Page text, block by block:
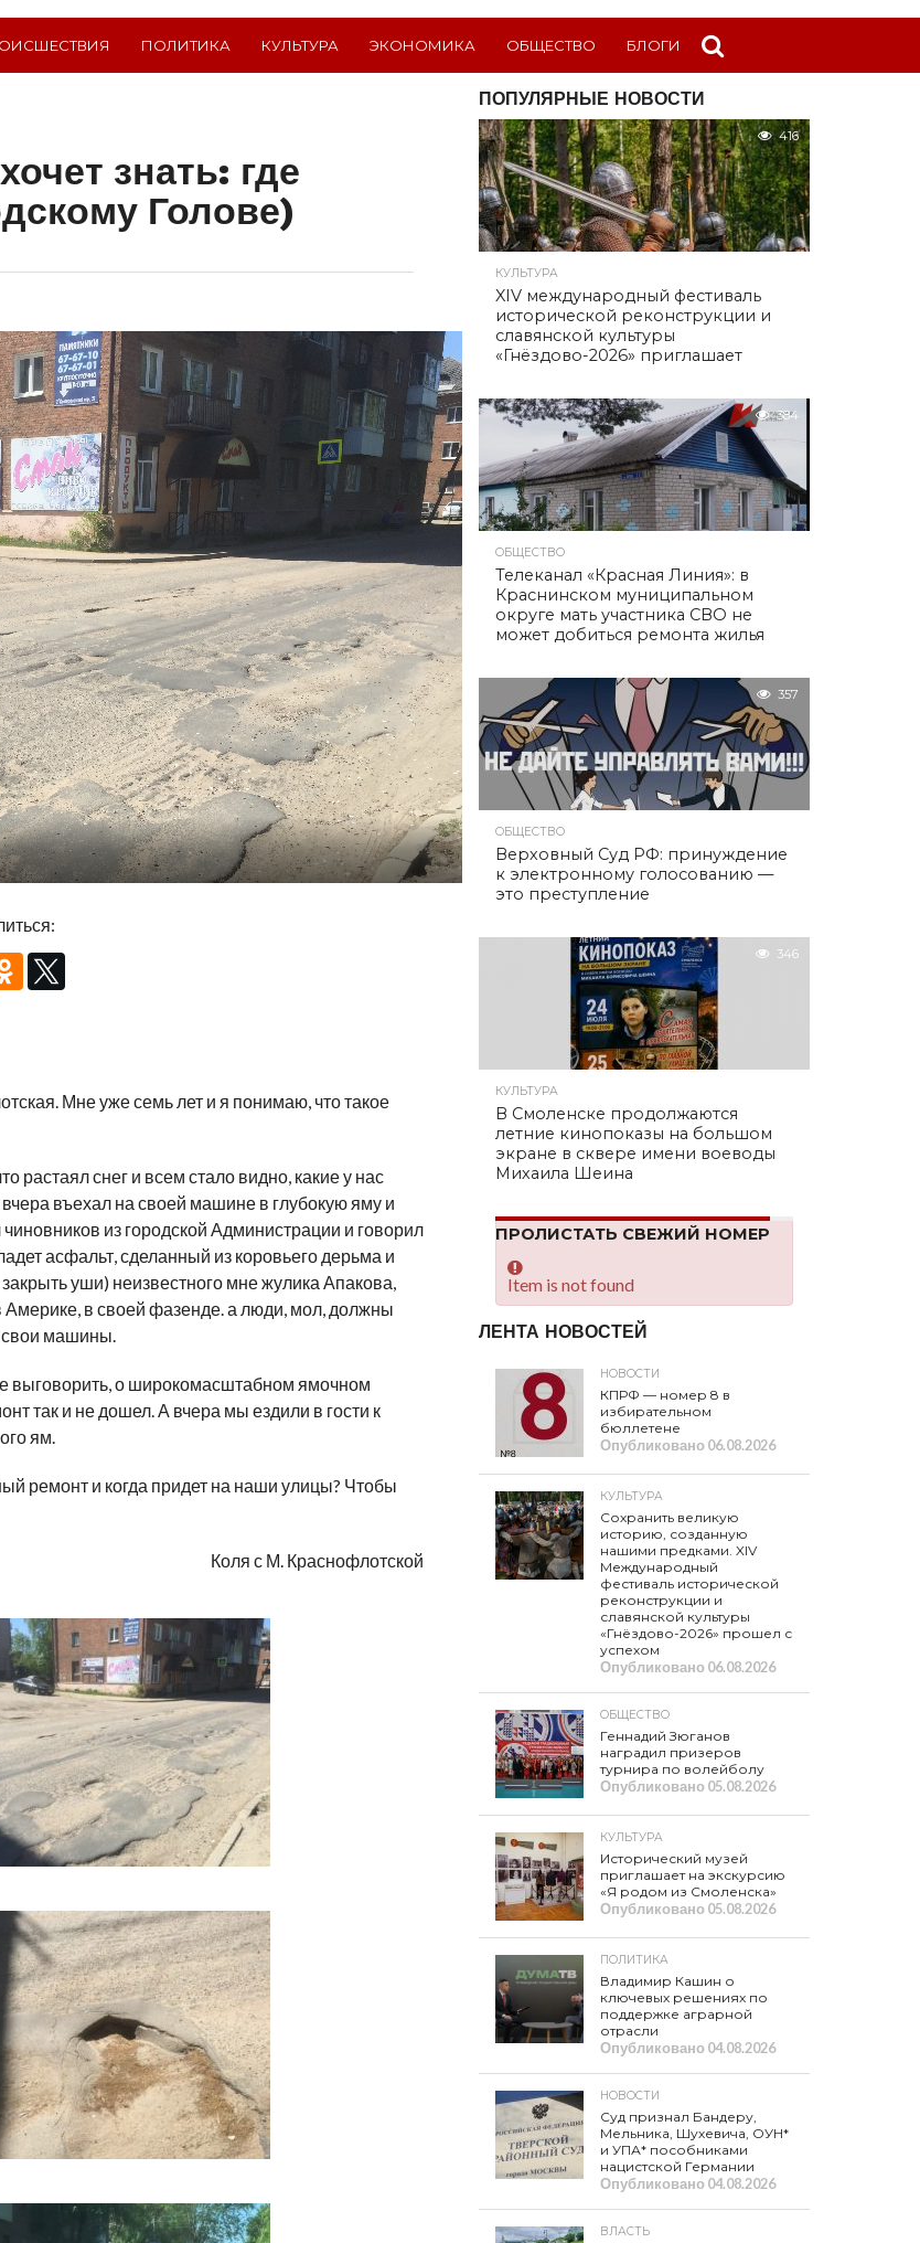
ПОЛИТИКА КУЛЬТУРА ЭКОНОМИКА ОБЩЕСТВО БЛОГИ
знать: где
Голове)
Мне уже семь лет и я понимаю, что такое
растаял снег и всем стало видно, какие у нас
въехал на своей машине в глубокую яму и
из городской Администрации и говорил
асфальт, сделанный из коровьего дерьма и
уши) неизвестного мне жулика Апакова,
в своей фазенде. а люди, мол, должны
свои машины.
выговорить, о широкомасштабном ямочном
так и не дошел. А вчера мы ездили в гости к
ям.
ремонт и когда придет на наши улицы? Чтобы
Коля с М. Краснофлотской
ПОПУЛЯРНЫЕ НОВОСТИ
416
КУЛЬТУРА
XIV международный фестиваль
исторической реконструкции и
славянской культуры
«Гнёздово-2026» приглашает
384
ОБЩЕСТВО
Телеканал «Красная Линия»: в
Краснинском муниципальном
округе мать участника СВО не
может добиться ремонта жилья
357
ОБЩЕСТВО
Верховный Суд РФ: принуждение
к электронному голосованию —
это преступление
346
КУЛЬТУРА
В Смоленске продолжаются
летние кинопоказы на большом
экране в сквере имени воеводы
Михаила Шеина
ПРОЛИСТАТЬ СВЕЖИЙ НОМЕР
Item is not found
ЛЕНТА НОВОСТЕЙ
НОВОСТИ
КПРФ — номер 8 в
избирательном
бюллетене
Опубликовано06.08.2026
КУЛЬТУРА
Сохранить великую
историю, созданную
нашими предками. XIV
Международный
фестиваль исторической
реконструкции и
славянской культуры
«Гнёздово-2026» прошел с
успехом
Опубликовано06.08.2026
ОБЩЕСТВО
Геннадий Зюганов
наградил призеров
турнира по волейболу
Опубликовано05.08.2026
КУЛЬТУРА
Исторический музей
приглашает на экскурсию
«Я родом из Смоленска»
Опубликовано05.08.2026
ПОЛИТИКА
Владимир Кашин о
ключевых решениях по
поддержке аграрной
отрасли
Опубликовано04.08.2026
НОВОСТИ
Суд признал Бандеру,
Мельника, Шухевича, ОУН*
и УПА* пособниками
нацистской Германии
Опубликовано04.08.2026
ВЛАСТЬ